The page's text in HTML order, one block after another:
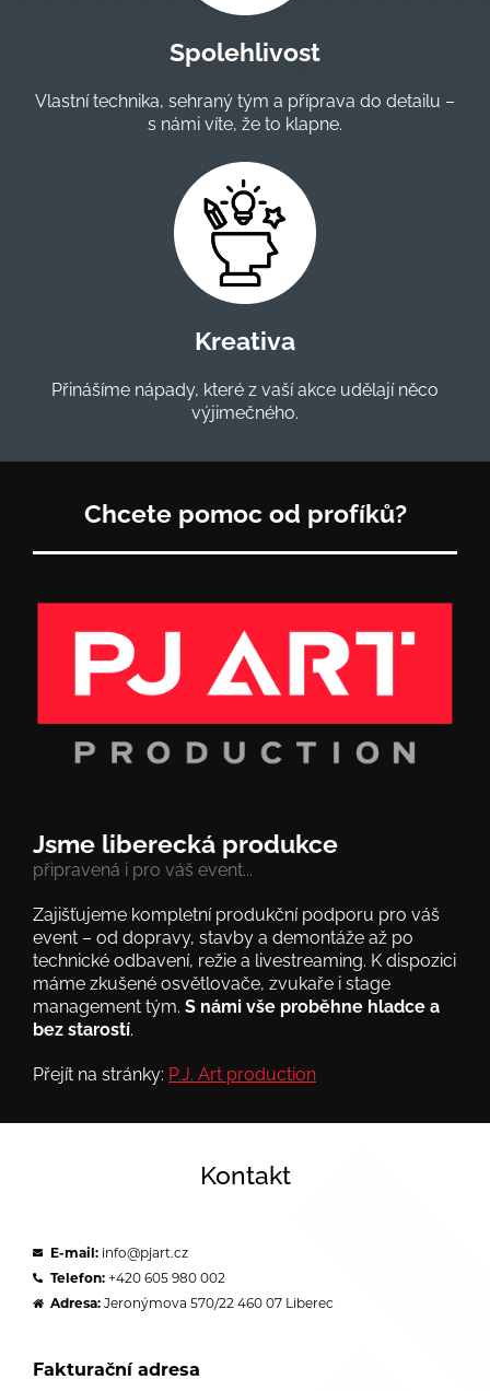
Spolehlivost
Vlastní technika, sehraný tým a příprava do detailu –
s námi víte, že to klapne.
Kreativa
Přinášíme nápady, které z vaší akce udělají něco
výjimečného.
Chcete pomoc od profíků?
Jsme liberecká produkce
připravená i pro váš event...
Zajišťujeme kompletní produkční podporu pro váš
event – od dopravy, stavby a demontáže až po
technické odbavení, režie a livestreaming. K dispozici
máme zkušené osvětlovače, zvukaře i stage
management tým. S námi vše proběhne hladce a
bez starostí.
Přejít na stránky: P.J. Art production
Kontakt
E-mail:info@pjart.cz
Telefon:+420 605 980 002
Adresa: Jeronýmova 570/22 460 07 Liberec
Fakturační adresa